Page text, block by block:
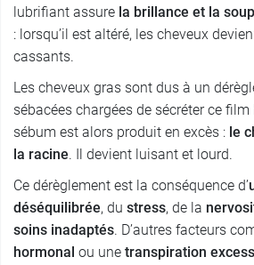
lubrifiant assure la brillance et la
: lorsqu’il est altéré, les cheveux
cassants.
Les cheveux gras sont dus à un
sébacées chargées de sécréter ce
sébum est alors produit en excès : le
la racine. Il devient luisant et lourd.
Ce dérèglement est la conséquence d’
déséquilibrée, du stress, de la
soins inadaptés. D’autres facteurs
hormonal ou une transpiration